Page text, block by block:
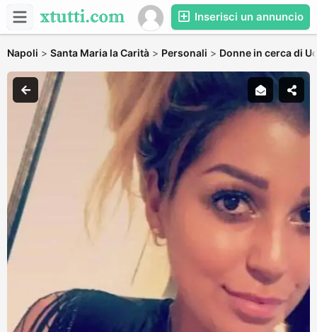
Inserisci un annuncio
Napoli > Santa Maria la Carità > Personali > Donne in cerca di